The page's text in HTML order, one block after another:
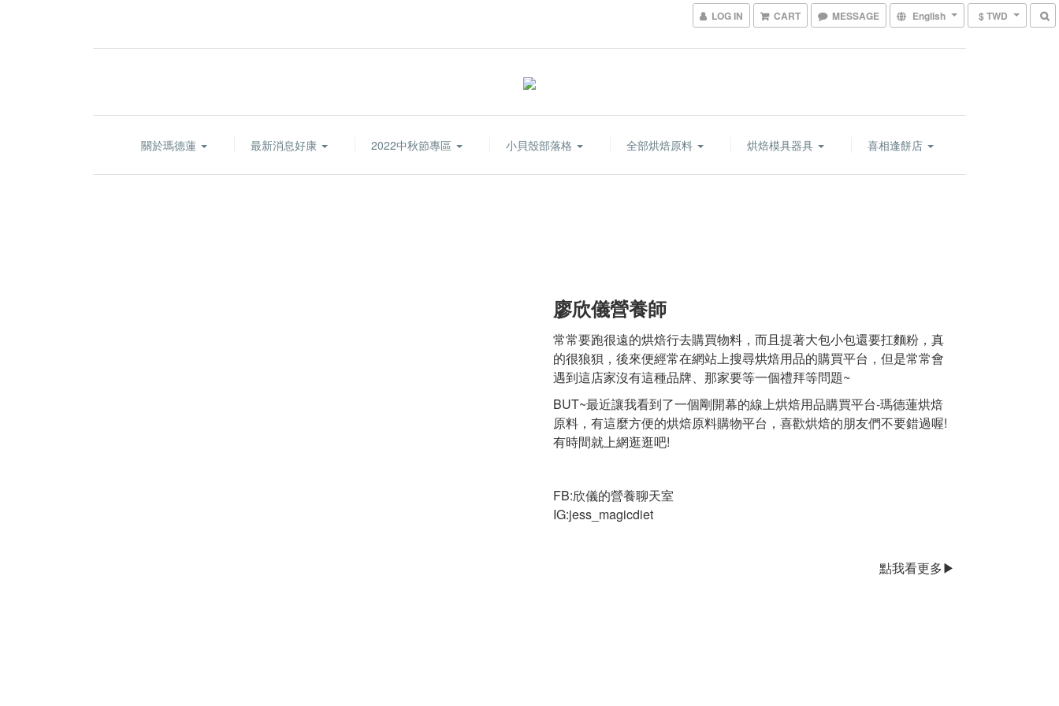
LOG IN CART MESSAGE English $ TWD
關於瑪德蓮 最新消息好康 2022中秋節專區 小貝殼部落格 全部烘焙原料 烘焙模具器具 喜相逢餅店
廖欣儀營養師
常常要跑很遠的烘焙行去購買物料，而且提著大包小包還要扛麵粉，真
的很狼狽，後來便經常在網站上搜尋烘焙用品的購買平台，但是常常會
遇到這店家沒有這種品牌、那家要等一個禮拜等問題~
BUT~最近讓我看到了一個剛開幕的線上烘焙用品購買平台-瑪德蓮烘焙
原料，有這麼方便的烘焙原料購物平台，喜歡烘焙的朋友們不要錯過喔!
有時間就上網逛逛吧!
FB:欣儀的營養聊天室
IG:jess_magicdiet
點我看更多▶